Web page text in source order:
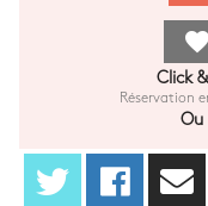
favorite
Click
Réservation
Ou